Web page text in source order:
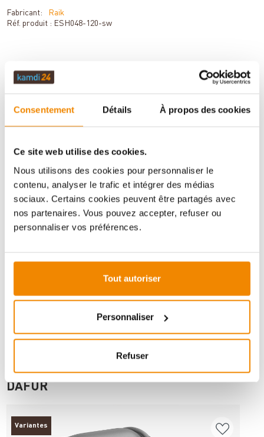
Consentement Détails À propos des cookies
Ce site web utilise des cookies.
Nous utilisons des cookies pour personnaliser le
contenu, analyser le trafic et intégrer des médias
sociaux. Certains cookies peuvent être partagés avec
nos partenaires. Vous pouvez accepter, refuser ou
personnaliser vos préférences.
Tout autoriser
Personnaliser
Refuser
Fabricant:
Raik
Réf. produit : ESH048-120-sw
DESCRIPTION
DONNÉES TECHNIQUES
ÉVALUATIONS (0)
INFORMATIONS IMPORTANTES
ANDERE INTERESSIERTEN SICH AUCH
DAFÜR
Variantes